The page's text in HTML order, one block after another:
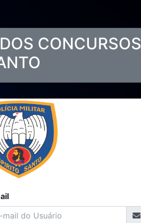
CONCURSOS